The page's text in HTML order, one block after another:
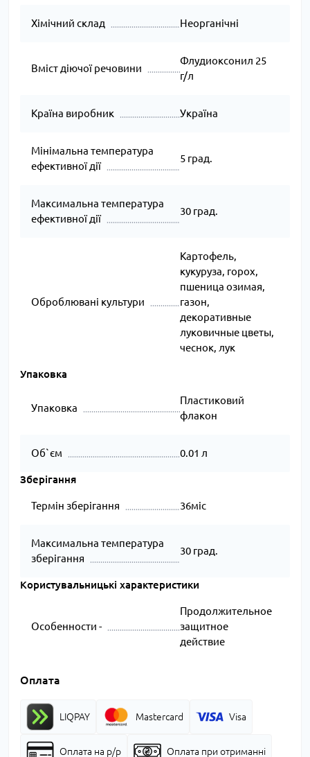
Хімічний склад Неорганічні
Вміст діючої речовини
Флудиоксонил 25
г/л
Країна виробник Україна
Мінімальна температура
ефективної дії
5 град.
Максимальна температура
ефективної дії
30 град.
Оброблювані культури
Картофель,
кукуруза, горох,
пшеница озимая,
газон,
декоративные
луковичные цветы,
чеснок, лук
Упаковка
Упаковка
Пластиковий
флакон
Об`єм 0.01 л
Зберігання
Термін зберігання 36міс
Максимальна температура
зберігання
30 град.
Користувальницькі характеристики
Особенности -
Продолжительное
защитное
действие
Оплата
LIQPAY Mastercard Visa
Оплата на р/р Оплата при отриманні